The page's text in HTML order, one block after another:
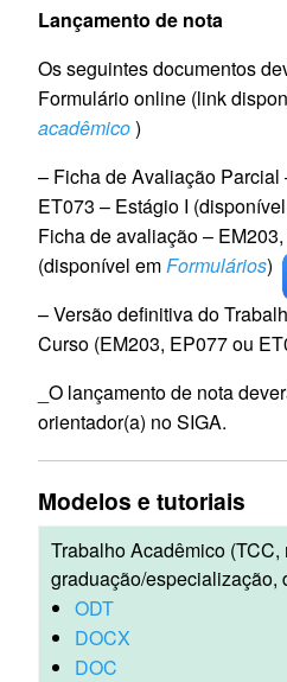
Lançamento de nota
Os seguintes documentos
Formulário online (link
acadêmico)
– Ficha de Avaliação Parcial
ET073 – Estágio I
Ficha de avaliação –
(disponível emFormulários)
– Versão definitiva do
Curso (EM203, EP077 ou
_O lançamento de nota
orientador(a) no SIGA.
Modelos e tutoriais
Trabalho Acadêmico
graduação/especialização,
ODT
DOCX
DOC